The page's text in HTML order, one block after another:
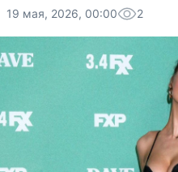
19 мая, 2026, 00:00 2